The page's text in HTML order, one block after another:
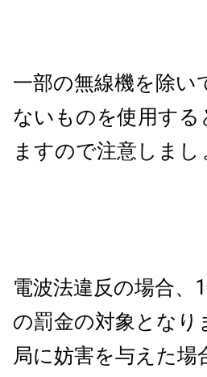
一部の無線機を除い
ないものを使用す
ますので注意しまし
電波法違反の場合、
の罰金の対象となり
局に妨害を与えた場